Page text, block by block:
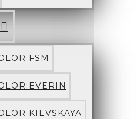
FSM
EVERIN
KIEVSKAYA